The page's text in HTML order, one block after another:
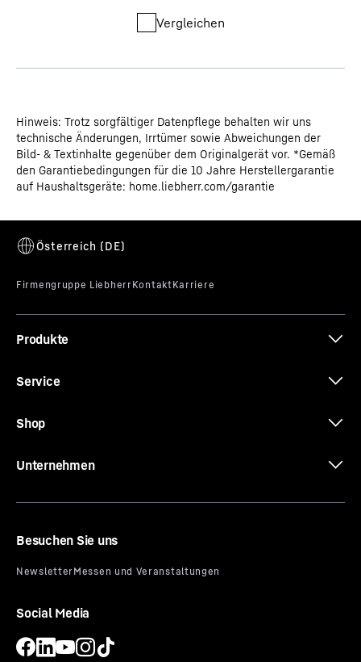
Vergleichen
Hinweis: Trotz sorgfältiger Datenpflege behalten wir uns
technische Änderungen, Irrtümer sowie Abweichungen der
Bild- & Textinhalte gegenüber dem Originalgerät vor. *Gemäß
den Garantiebedingungen für die 10 Jahre Herstellergarantie
auf Haushaltsgeräte: home.liebherr.com/garantie
Produkte
Service
Shop
Unternehmen
Besuchen Sie uns
Social Media